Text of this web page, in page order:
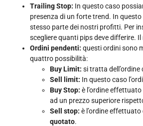
Trailing Stop: In questo caso
presenza di un forte trend. In
stesso parte dei nostri profitti. Per
scegliere quanti pips deve differire.
Ordini pendenti: questi ordini sono
quattro possibilità:
Buy Limit: si tratta
Sell limit: In questo caso
Buy Stop: è l’ordine
ad un prezzo superiore
Sell stop: è l’ordine
quotato.